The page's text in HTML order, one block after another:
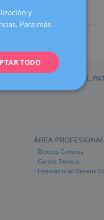
INTERNATIONAL
ÁREA
Dexeus Campus
Cursos Dexeus
International Dexeus
CATALÀ
FRENCH
y
Para más
TODO